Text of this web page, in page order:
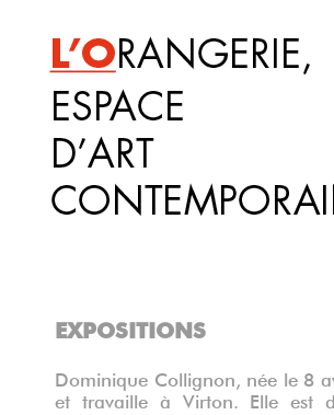
principal
EXPOSITIONS
Dominique Collignon, née le 8
et travaille à Virton. Elle est